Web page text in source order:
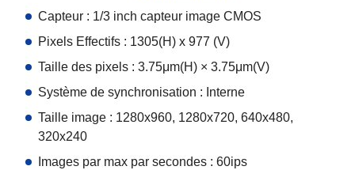
Capteur : 1/3 inch capteur image CMOS
Pixels Effectifs : 1305(H) x 977 (V)
Taille des pixels : 3.75μm(H) × 3.75μm(V)
Système de synchronisation : Interne
Taille image : 1280x960, 1280x720, 640x480,
320x240
Images par max par secondes : 60ips